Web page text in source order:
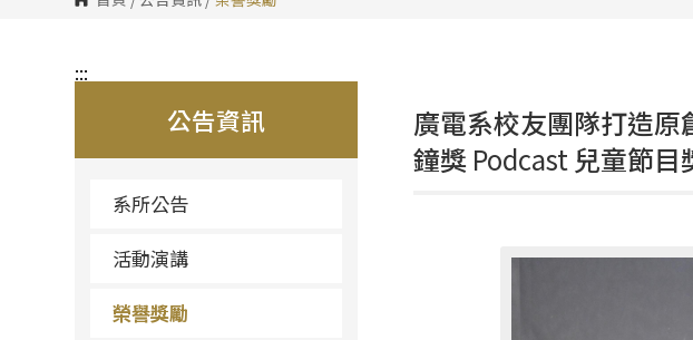
:::
公告資訊
系所公告
活動演講
榮譽獎勵
廣電系校友團隊打造
鐘獎 Podcast 兒童節目